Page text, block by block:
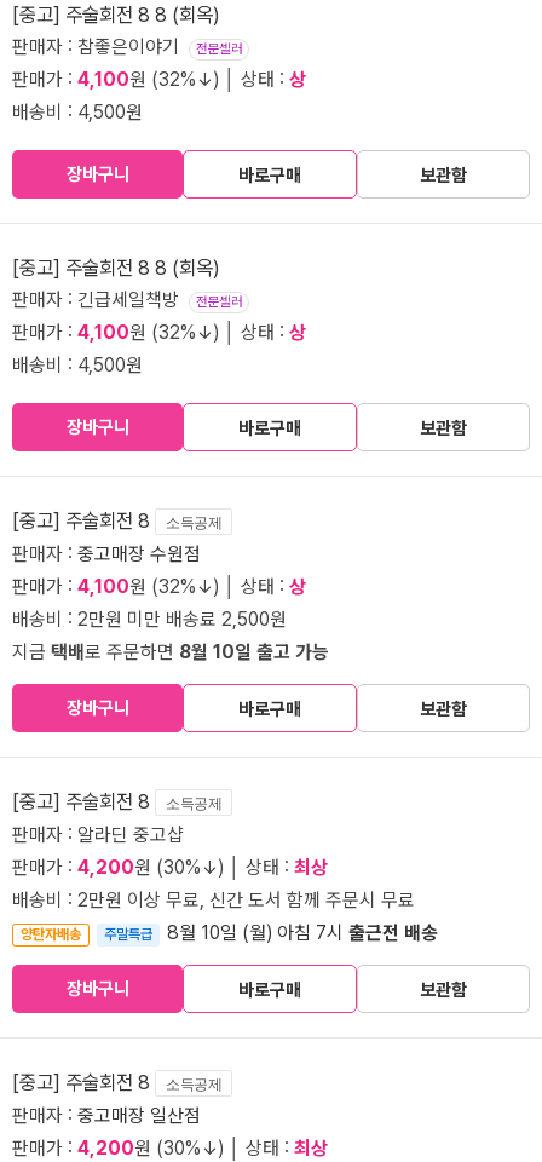
[중고] 주술회전 8 8 (회옥)
판매자 : 참좋은이야기 전문셀러
판매가 : 4,100원 (32%↓) │ 상태 : 상
배송비 : 4,500원
장바구니 바로구매 보관함
[중고] 주술회전 8 8 (회옥)
판매자 : 긴급세일책방 전문셀러
판매가 : 4,100원 (32%↓) │ 상태 : 상
배송비 : 4,500원
장바구니 바로구매 보관함
[중고] 주술회전 8 소득공제
판매자 : 중고매장 수원점
판매가 : 4,100원 (32%↓) │ 상태 : 상
배송비 : 2만원 미만 배송료 2,500원
지금 택배로 주문하면 8월 10일 출고 가능
장바구니 바로구매 보관함
[중고] 주술회전 8 소득공제
판매자 : 알라딘 중고샵
판매가 : 4,200원 (30%↓) │ 상태 : 최상
배송비 : 2만원 이상 무료, 신간 도서 함께 주문시 무료
양탄자배송 주말특급 8월 10일 (월) 아침 7시 출근전 배송
장바구니 바로구매 보관함
[중고] 주술회전 8 소득공제
판매자 : 중고매장 일산점
판매가 : 4,200원 (30%↓) │ 상태 : 최상